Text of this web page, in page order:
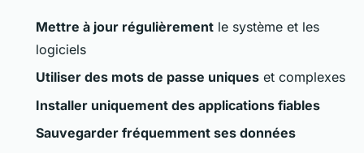
Mettre à jour régulièrement le système et les
logiciels
Utiliser des mots de passe uniques et complexes
Installer uniquement des applications fiables
Sauvegarder fréquemment ses données